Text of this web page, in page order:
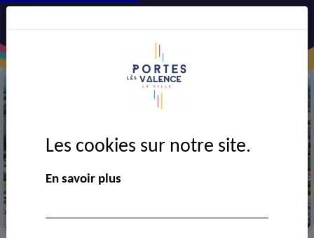
de la ville La mairie
Les cookies sur notre site.
En savoir plus